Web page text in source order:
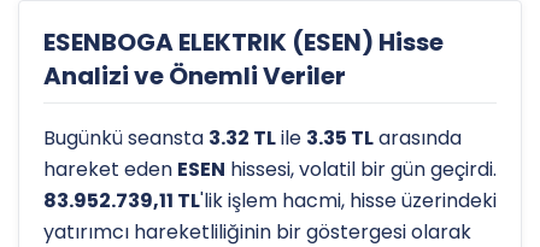
ESENBOGA ELEKTRIK (ESEN) Hisse
Analizi ve Önemli Veriler
Bugünkü seansta 3.32 TLile 3.35 TLarasında
hareket eden ESEN hissesi, volatil bir gün geçirdi.
83.952.739,11 TL'lik işlem hacmi, hisse üzerindeki
yatırımcı hareketliliğinin bir göstergesi olarak